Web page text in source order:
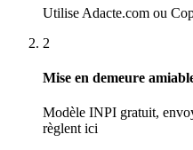
Utilise Adacte.com ou
2
Mise en demeure
Modèle INPI gratuit,
règlent ici